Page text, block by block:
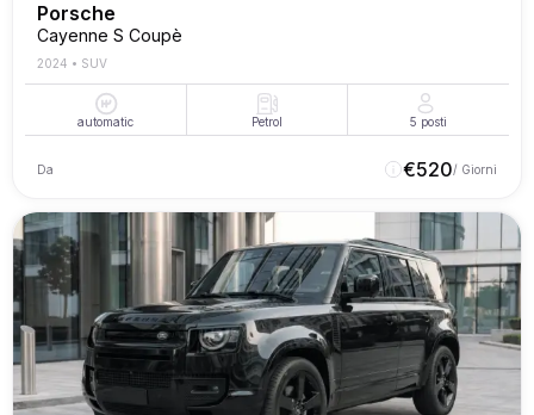
Porsche
Cayenne S Coupè
2024 • SUV
automatic Petrol 5 posti
Da €520/ Giorni